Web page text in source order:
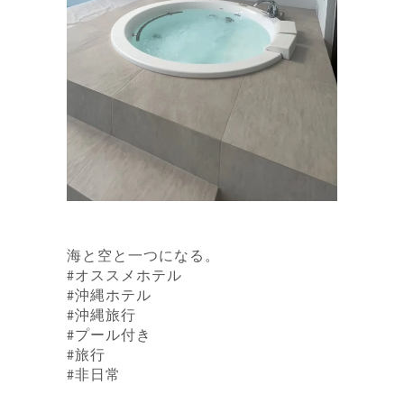
海と空と一つになる。
#オススメホテル
#沖縄ホテル
#沖縄旅行
#プール付き
#旅行
#非日常